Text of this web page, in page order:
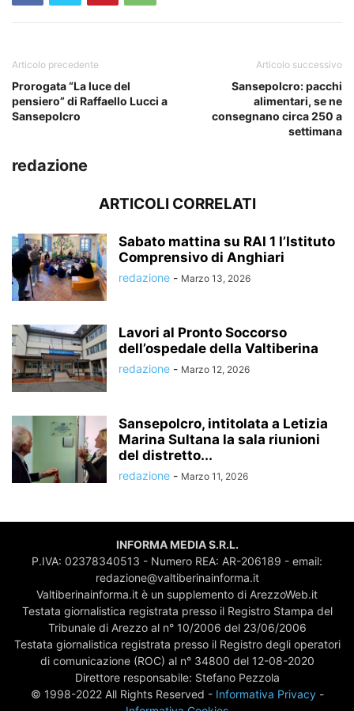
Articolo precedente
Prorogata “La luce del
pensiero” di Raffaello Lucci a
Sansepolcro
Articolo successivo
Sansepolcro: pacchi
alimentari, se ne
consegnano circa 250 a
settimana
redazione
ARTICOLI CORRELATI
Sabato mattina su RAI 1 l’Istituto
Comprensivo di Anghiari
redazione - Marzo 13, 2026
Lavori al Pronto Soccorso
dell’ospedale della Valtiberina
redazione - Marzo 12, 2026
Sansepolcro, intitolata a Letizia
Marina Sultana la sala riunioni
del distretto...
redazione - Marzo 11, 2026
INFORMA MEDIA S.R.L.
P.IVA: 02378340513 - Numero REA: AR-206189 - email:
redazione@valtiberinainforma.it
Valtiberinainforma.it è un supplemento di ArezzoWeb.it
Testata giornalistica registrata presso il Registro Stampa del
Tribunale di Arezzo al n° 10/2006 del 23/06/2006
Testata giornalistica registrata presso il Registro degli operatori
di comunicazione (ROC) al n° 34800 del 12-08-2020
Direttore responsabile: Stefano Pezzola
© 1998-2022 All Rights Reserved - Informativa Privacy-